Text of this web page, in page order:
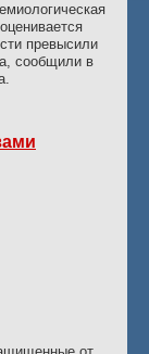
превысили
сообщили в